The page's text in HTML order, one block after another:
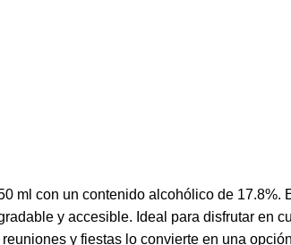
ml con un contenido alcohólico de 17.8%.
y accesible. Ideal para disfrutar en
y fiestas lo convierte en una